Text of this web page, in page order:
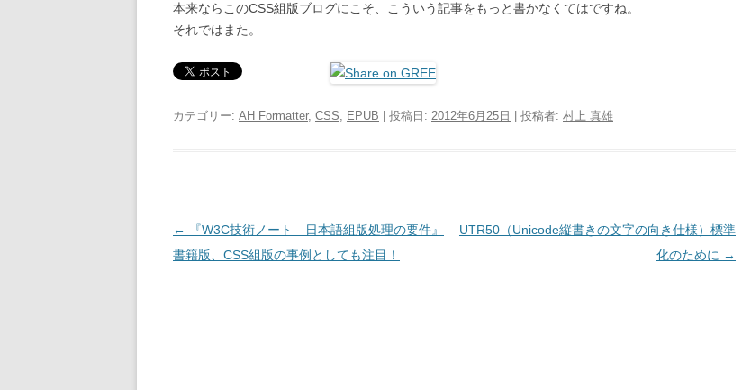
本来ならこのCSS組版ブログにこそ、こういう記事をもっと書かなくてはですね。
それではまた。
カテゴリー: AH Formatter, CSS, EPUB | 投稿日: 2012年6月25日 投稿者: 村上 真雄
投稿ナビゲーション
←
『W3C技術ノート 日本語組版処理の要件』
書籍版、CSS組版の事例としても注目！
UTR50（Unicode縦書きの文字の向き仕様）標準
化のために →